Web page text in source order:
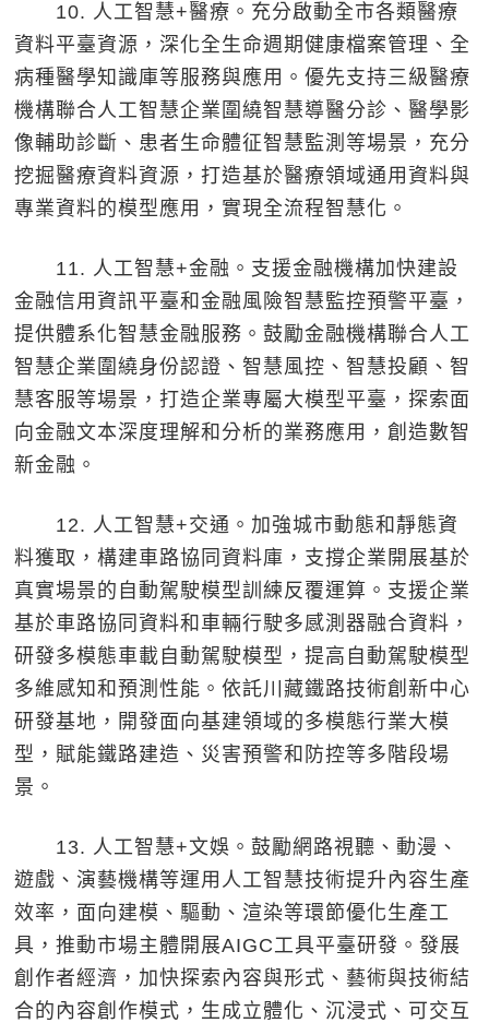
10. 人工智慧+醫療。充分啟動全市各類醫療
資料平臺資源，深化全生命週期健康檔案管理、全
病種醫學知識庫等服務與應用。優先支持三級醫療
機構聯合人工智慧企業圍繞智慧導醫分診、醫學影
像輔助診斷、患者生命體征智慧監測等場景，充分
挖掘醫療資料資源，打造基於醫療領域通用資料與
專業資料的模型應用，實現全流程智慧化。
11. 人工智慧+金融。支援金融機構加快建設
金融信用資訊平臺和金融風險智慧監控預警平臺，
提供體系化智慧金融服務。鼓勵金融機構聯合人工
智慧企業圍繞身份認證、智慧風控、智慧投顧、智
慧客服等場景，打造企業專屬大模型平臺，探索面
向金融文本深度理解和分析的業務應用，創造數智
新金融。
12. 人工智慧+交通。加強城市動態和靜態資
料獲取，構建車路協同資料庫，支撐企業開展基於
真實場景的自動駕駛模型訓練反覆運算。支援企業
基於車路協同資料和車輛行駛多感測器融合資料，
研發多模態車載自動駕駛模型，提高自動駕駛模型
多維感知和預測性能。依託川藏鐵路技術創新中心
研發基地，開發面向基建領域的多模態行業大模
型，賦能鐵路建造、災害預警和防控等多階段場
景。
13. 人工智慧+文娛。鼓勵網路視聽、動漫、
遊戲、演藝機構等運用人工智慧技術提升內容生產
效率，面向建模、驅動、渲染等環節優化生產工
具，推動市場主體開展AIGC工具平臺研發。發展
創作者經濟，加快探索內容與形式、藝術與技術結
合的內容創作模式，生成立體化、沉浸式、可交互